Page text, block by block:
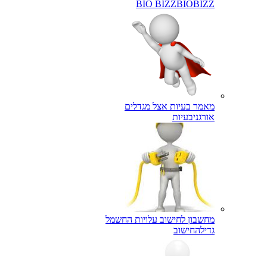
BIO BIZZBIOBIZZ
מאמר בעיות אצל מגדלים
אורגניבעיות
מחשבון לחישוב עלויות החשמל
גדילהחישוב